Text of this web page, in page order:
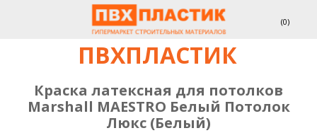
(0)
ПВХПЛАСТИК
Краска латексная для потолков
Marshall MAESTRO Белый Потолок
Люкс (Белый)